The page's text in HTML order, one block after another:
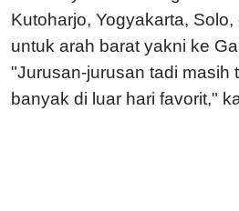
Kutoharjo, Yogyakarta,
untuk arah barat yakni ke
"Jurusan-jurusan tadi masih
banyak di luar hari favorit,"